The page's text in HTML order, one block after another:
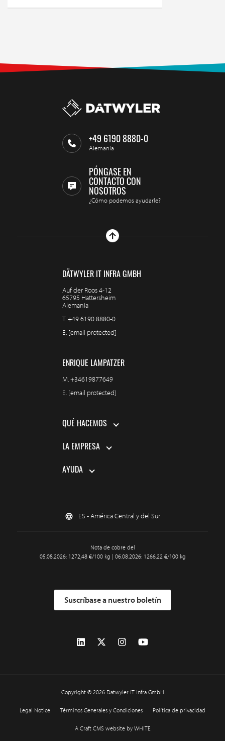
+49 6190 8880-0
Alemania
PÓNGASE EN
CONTACTO CON
NOSOTROS
¿Cómo podemos ayudarle?
DÄTWYLER IT INFRA GMBH
Auf der Roos 4-12
65795 Hattersheim
Alemania
T.+49 6190 8880-0
E. [email protected]
ENRIQUE LAMPATZER
M.+34619877649
E. [email protected]
QUÉ HACEMOS
LA EMPRESA
AYUDA
ES - América Central y del Sur
Nota de cobre del
05.08.2026: 1272,48 €/100 kg | 06.08.2026: 1266,22 €/100 kg
Suscríbase a nuestro boletín
Copyright © 2026 Datwyler IT Infra GmbH
Legal Notice Términos Generales y Condiciones Política de privacidad
A Craft CMS website by WHITE